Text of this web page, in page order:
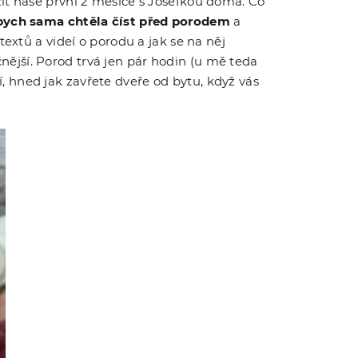
sama chtěla číst před porodem a
a videí o porodu a jak se na něj
Porod trvá jen pár hodin (u mě teda
jak zavřete dveře od bytu, když vás